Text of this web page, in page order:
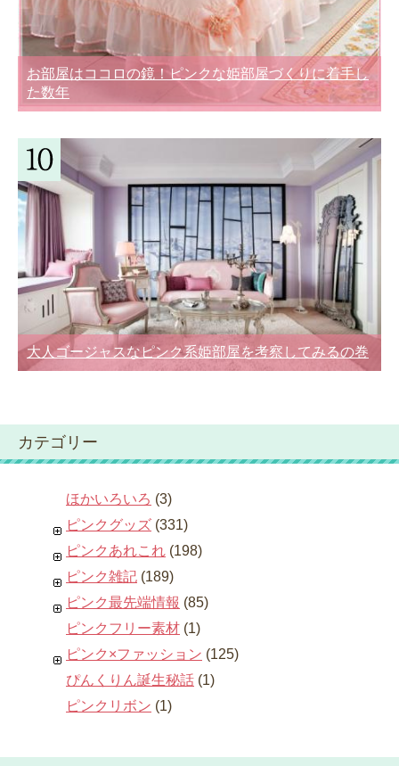
お部屋はココロの鏡！ピンクな姫部屋づくりに着手し
た数年
大人ゴージャスなピンク系姫部屋を考察してみるの巻
カテゴリー
ほかいろいろ (3)
ピンクグッズ (331)
ピンクあれこれ (198)
ピンク雑記 (189)
ピンク最先端情報 (85)
ピンクフリー素材 (1)
ピンク×ファッション (125)
ぴんくりん誕生秘話 (1)
ピンクリボン (1)